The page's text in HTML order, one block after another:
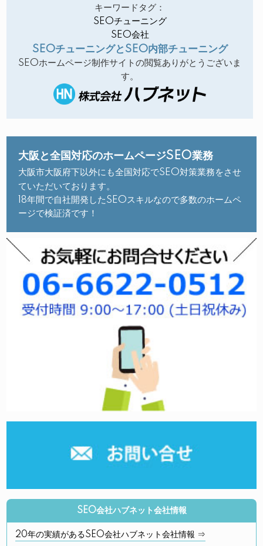
キーワードタグ：
SEOチューニング
SEO会社
SEOチューニングとSEO内部チューニング
SEOホームページ制作サイトの閲覧ありがとうございま
す。
大阪と全国対応のホームページSEO業務
大阪市大阪府下以外にも全国対応でSEO対策業務をさせ
ていただいております。
18年間で自社開発したSEOスキルなので多数のホームペ
ージで検証済です！
SEO会社ハブネット会社情報
20年の実績があるSEO会社ハブネット会社情報 ⇒